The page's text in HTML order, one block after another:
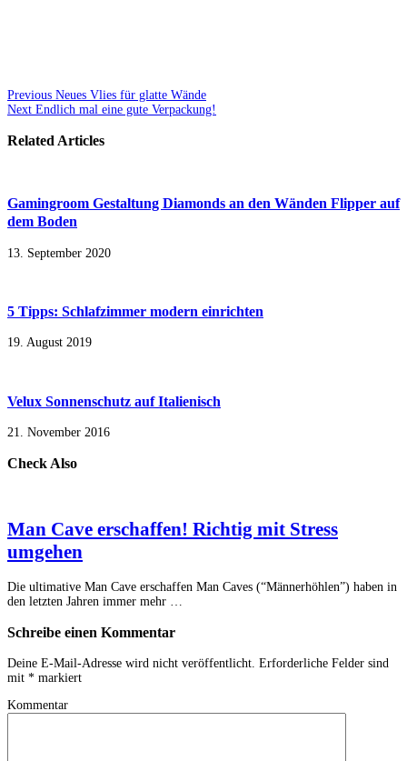
Previous Neues Vlies für glatte Wände
Next Endlich mal eine gute Verpackung!
Related Articles
Gamingroom Gestaltung Diamonds an den Wänden Flipper auf
dem Boden
13. September 2020
5 Tipps: Schlafzimmer modern einrichten
19. August 2019
Velux Sonnenschutz auf Italienisch
21. November 2016
Check Also
Man Cave erschaffen! Richtig mit Stress
umgehen
Die ultimative Man Cave erschaffen Man Caves (“Männerhöhlen”) haben in
den letzten Jahren immer mehr …
Schreibe einen Kommentar
Deine E-Mail-Adresse wird nicht veröffentlicht. Erforderliche Felder sind
mit * markiert
Kommentar